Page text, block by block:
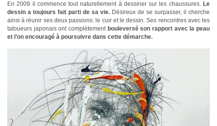
En 2009 il commence tout naturellement à dessiner sur les chaussures. Le
dessin a toujours fait parti de sa vie. Désireux de se surpasser, il cherche
ainsi à réunir ses deux passions: le cuir et le dessin. Ses rencontres avec les
tatoueurs japonais ont complètement bouleversé son rapport avec la peau
et l’on encouragé à poursuivre dans cette démarche.